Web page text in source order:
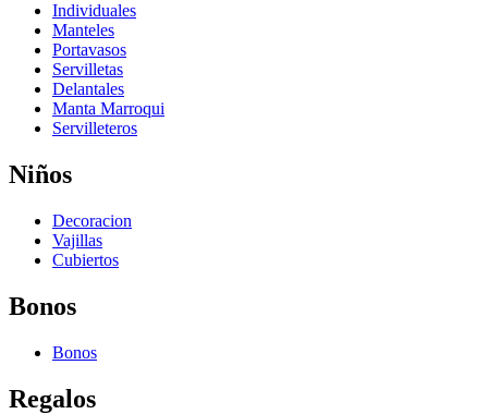
Individuales
Manteles
Portavasos
Servilletas
Delantales
Manta Marroqui
Servilleteros
Niños
Decoracion
Vajillas
Cubiertos
Bonos
Bonos
Regalos